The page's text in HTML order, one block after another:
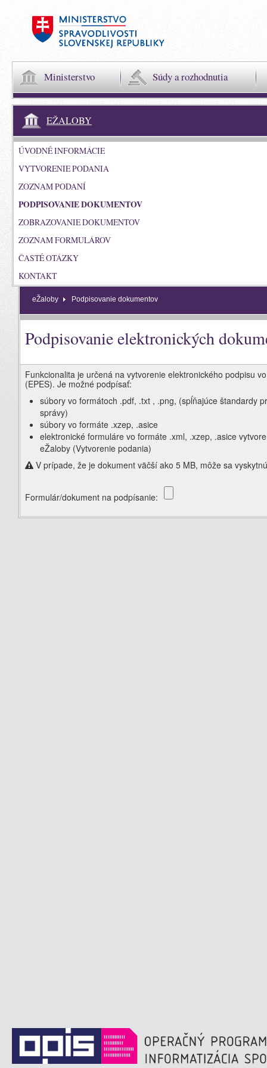
Ministerstvo Súdy a rozhodnutia
EŽALOBY
ÚVODNÉ INFORMÁCIE
VYTVORENIE PODANIA
ZOZNAM PODANÍ
PODPISOVANIE DOKUMENTOV
ZOBRAZOVANIE DOKUMENTOV
ZOZNAM FORMULÁROV
ČASTÉ OTÁZKY
KONTAKT
eŽaloby Podpisovanie dokumentov
Podpisovanie elektronických
Funkcionalita je určená na vytvorenie elektronického podpisu
(EPES). Je možné podpísať:
súbory vo formátoch .pdf, .txt , .png, (spĺňajúce štandardy
správy)
súbory vo formáte .xzep, .asice
elektronické formuláre vo formáte .xml, .xzep, .asice
eŽaloby (Vytvorenie podania)
V prípade, že je dokument väčší ako 5 MB, môže sa
Formulár/dokument na podpísanie: